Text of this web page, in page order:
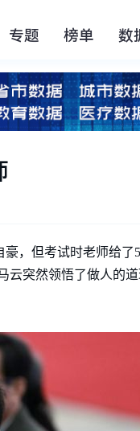
专题 榜单 数
，但考试时老师给了
云突然领悟了做人的